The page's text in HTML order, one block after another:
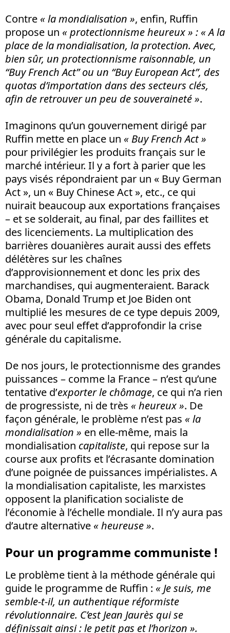
Contre « la mondialisation », enfin, Ruffin
propose un « protectionnisme heureux » : « A la
place de la mondialisation, la protection. Avec,
bien sûr, un protectionnisme raisonnable, un
“Buy French Act” ou un “Buy European Act”, des
quotas d’importation dans des secteurs clés,
afin de retrouver un peu de souveraineté ».
Imaginons qu’un gouvernement dirigé par
Ruffin mette en place un « Buy French Act »
pour privilégier les produits français sur le
marché intérieur. Il y a fort à parier que les
pays visés répondraient par un « Buy German
Act », un « Buy Chinese Act », etc., ce qui
nuirait beaucoup aux exportations françaises
– et se solderait, au final, par des faillites et
des licenciements. La multiplication des
barrières douanières aurait aussi des effets
délétères sur les chaînes
d’approvisionnement et donc les prix des
marchandises, qui augmenteraient. Barack
Obama, Donald Trump et Joe Biden ont
multiplié les mesures de ce type depuis 2009,
avec pour seul effet d’approfondir la crise
générale du capitalisme.
De nos jours, le protectionnisme des grandes
puissances – comme la France – n’est qu’une
tentative d’exporter le chômage, ce qui n’a rien
de progressiste, ni de très « heureux ». De
façon générale, le problème n’est pas « la
mondialisation » en elle-même, mais la
mondialisation capitaliste, qui repose sur la
course aux profits et l’écrasante domination
d’une poignée de puissances impérialistes. A
la mondialisation capitaliste, les marxistes
opposent la planification socialiste de
l’économie à l’échelle mondiale. Il n’y aura pas
d’autre alternative « heureuse ».
Pour un programme communiste !
Le problème tient à la méthode générale qui
guide le programme de Ruffin : « Je suis, me
semble-t-il, un authentique réformiste
révolutionnaire. C’est Jean Jaurès qui se
définissait ainsi : le petit pas et l’horizon ».